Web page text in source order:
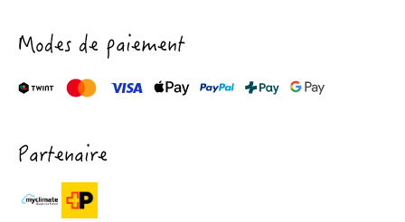
Modes de paiement
Partenaire